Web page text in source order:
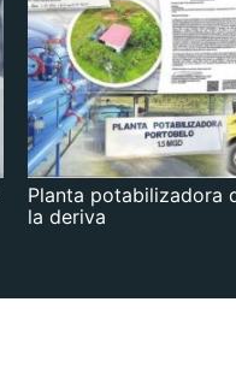
Planta potabilizadora
la deriva